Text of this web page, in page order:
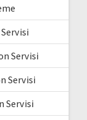
Servisi
Servisi
Servisi